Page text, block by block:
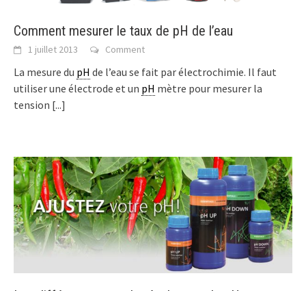
Comment mesurer le taux de pH de l’eau
1 juillet 2013 Comment
La mesure du pH de l’eau se fait par électrochimie. Il faut
utiliser une électrode et un pH mètre pour mesurer la
tension [...]